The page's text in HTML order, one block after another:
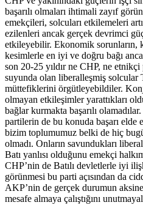
başarılı olmaları ihtimali zayıf
emekçileri, solcuları etkilemeleri
ezilenleri ancak gerçek devrimci
etkileyebilir. Ekonomik sorunların,
kesimlerle en iyi ve doğru bağı
son 20-25 yıldır ne CHP, ne
suyunda olan liberalleşmiş solcular
müttefiklerini örgütleyebildiler.
olmayan etkileşimler yarattıkları
bağlar kurmakta başarılı
partilerin de bu konuda başarı elde
bizim toplumumuz belki de hiç
olmadı. Onların savundukları
Batı yanlısı olduğunu emekçi
CHP’nin de Batılı devletlerle iyi
görünmesi bu parti açısından da
AKP’nin de gerçek durumun
mesafe almaya çalıştığını